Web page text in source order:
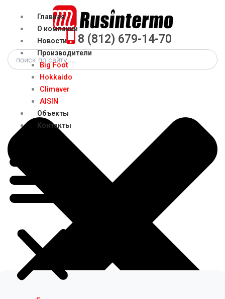
содержимому
Главная
О компании
Новости
Производители
Big Foot
Hokkaido
Climaver
AISIN
Объекты
Контакты
Menu
8 (812) 679-14-70
Search
Prev